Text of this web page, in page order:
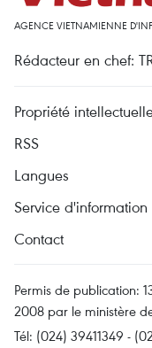
AGENCE VIETNAMIENNE
Rédacteur en chef:
Propriété
RSS
Langues
Service d'information
Contact
Permis de publication:
2008 par le ministère
Tél: (024) 39411349 -